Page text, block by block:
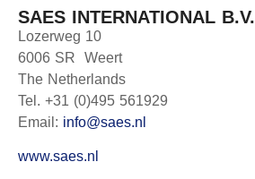
SAES INTERNATIONAL B.V.
Lozerweg 10
6006 SR Weert
The Netherlands
Tel. +31 (0)495 561929
Email: info@saes.nl
www.saes.nl